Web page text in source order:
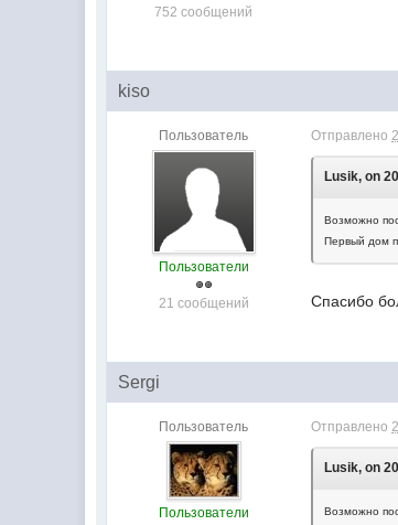
752 сообщений
kiso
Пользователь
Пользователи
21 сообщений
Отправлено
Lusik, on
Возможно
Первый дом
Спасибо
Sergi
Пользователь
Пользователи
Отправлено
Lusik, on
Возможно